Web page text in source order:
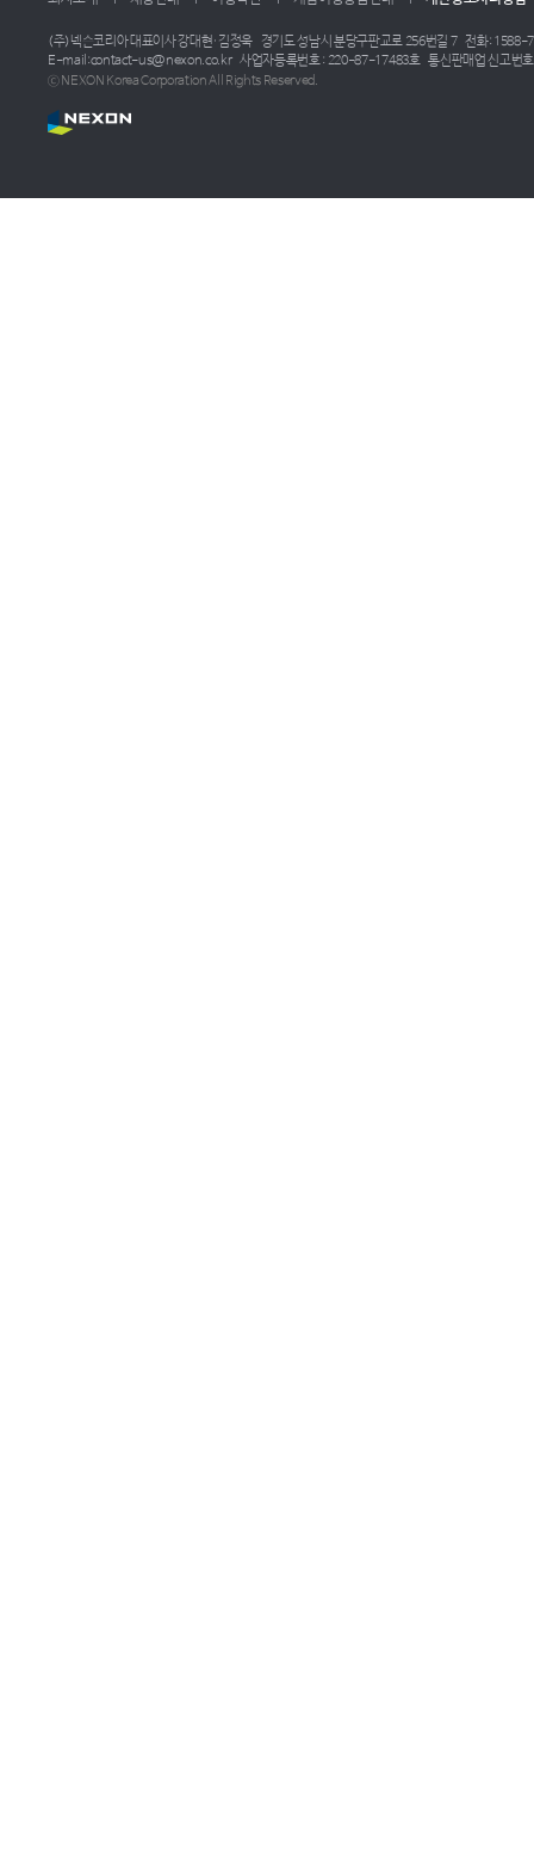
(주)넥슨코리아 대표이사 강대현·김정욱 경기도 성남시 분당구판교로 256번길 7 전화: 1588-
E-mail:contact-us@nexon.co.kr 사업자등록번호 : 220-87-17483호 통신판매업 신고번
ⓒ NEXON Korea Corporation All Rights Reserved.